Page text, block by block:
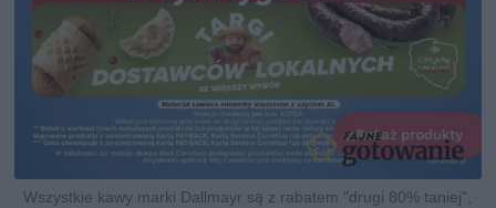
Wszystkie kawy marki Dallmayr są z rabatem "drugi 80% taniej",